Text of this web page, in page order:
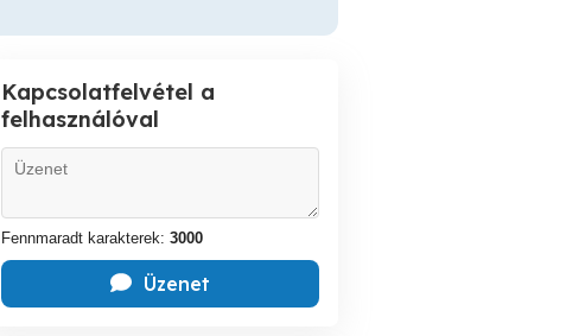
Kapcsolatfelvétel a
felhasználóval
Fennmaradt karakterek: 3000
Üzenet